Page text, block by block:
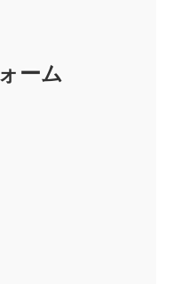
ーム